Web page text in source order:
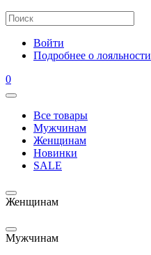
Войти
Подробнее о лояльности
0
Все товары
Мужчинам
Женщинам
Новинки
SALE
Женщинам
Мужчинам